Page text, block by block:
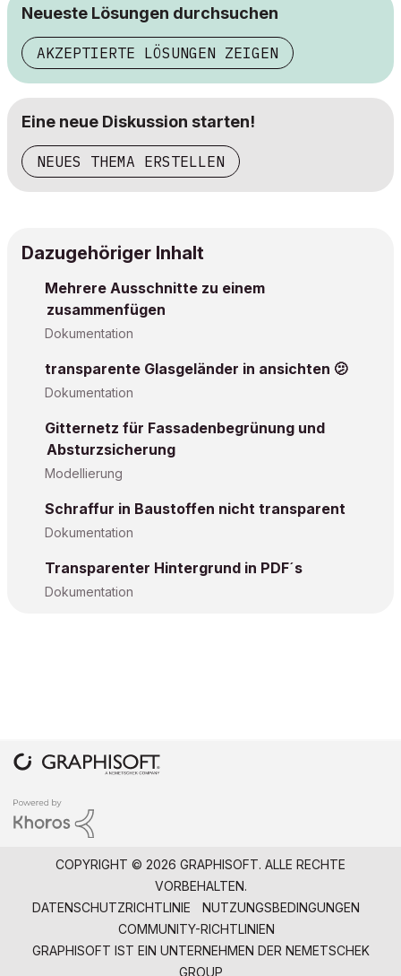
Neueste Lösungen durchsuchen
AKZEPTIERTE LÖSUNGEN ZEIGEN
Eine neue Diskussion starten!
NEUES THEMA ERSTELLEN
Dazugehöriger Inhalt
Mehrere Ausschnitte zu einem
zusammenfügen
Dokumentation
transparente Glasgeländer in ansichten 🫤
Dokumentation
Gitternetz für Fassadenbegrünung und
Absturzsicherung
Modellierung
Schraffur in Baustoffen nicht transparent
Dokumentation
Transparenter Hintergrund in PDF´s
Dokumentation
COPYRIGHT © 2026 GRAPHISOFT. ALLE RECHTE
VORBEHALTEN.
DATENSCHUTZRICHTLINIE
NUTZUNGSBEDINGUNGEN
COMMUNITY-RICHTLINIEN
GRAPHISOFT IST EIN UNTERNEHMEN DER NEMETSCHEK
GROUP